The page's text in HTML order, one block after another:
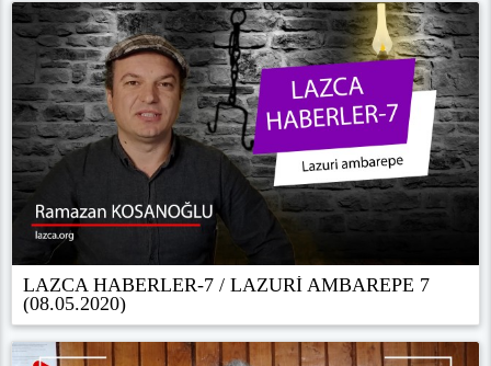
LAZCA HABERLER-7 / LAZURİ AMBAREPE 7
(08.05.2020)